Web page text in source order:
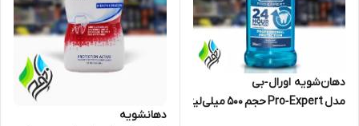
دهان‌شویه اورال‑بی
مدل Pro‑Expert حجم ۵۰۰ میلی‌لیتر
دهانشویه